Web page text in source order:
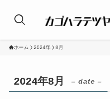
ホーム 2024年 8月
2024年8月 – date –